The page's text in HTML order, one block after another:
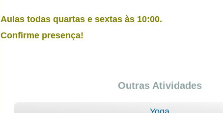
Aulas todas quartas e sextas às 10:00.
Confirme presença!
Outras Atividades